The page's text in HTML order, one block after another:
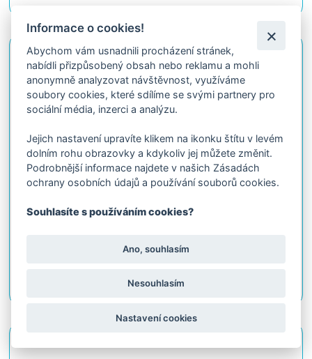
Kód: 10.30.510
ISOLDA Disinfection SKIN 5l
Informace o cookies!
Abychom vám usnadnili procházení stránek,
nabídli přizpůsobený obsah nebo reklamu a mohli
anonymně analyzovat návštěvnost, využíváme
soubory cookies, které sdílíme se svými partnery pro
sociální média, inzerci a analýzu.
Jejich nastavení upravíte klikem na ikonku štítu v levém
dolním rohu obrazovky a kdykoliv jej můžete změnit.
Podrobnější informace najdete v našich Zásadách
ochrany osobních údajů a používání souborů cookies.
Souhlasíte s používáním cookies?
Ano, souhlasím
Nesouhlasím
Nastavení cookies